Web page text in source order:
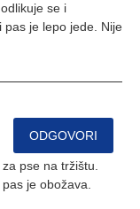
se i
pas je lepo jede. Nije
ODGOVORI
pse na tržištu.
je obožava.